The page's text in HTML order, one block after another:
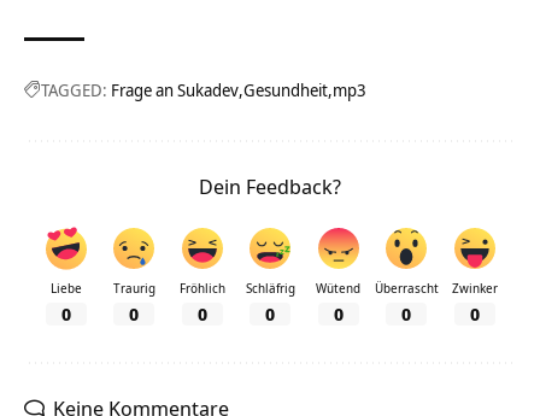
TAGGED: Frage an Sukadev Gesundheit mp3
Dein Feedback?
Liebe
0
Traurig
0
Fröhlich
0
Schläfrig
0
Wütend
0
Überrascht
0
Zwinker
0
Keine Kommentare